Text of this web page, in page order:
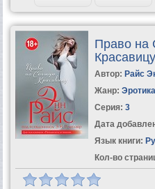
Право
Красавицу
Автор: Райс
Жанр:
Серия: 3
Дата
Язык книги:
Кол-во